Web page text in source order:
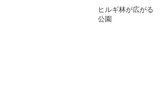
ヒルギ林が広がる
公園